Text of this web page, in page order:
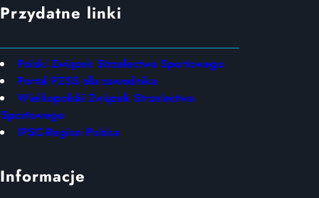
Przydatne linki
Polski Związek Strzelectwa Sportowego
Portal PZSS dla zawodnika
Wielkopolski Związek Strzelectwa
Sportowego
IPSC-Region Polska
Informacje